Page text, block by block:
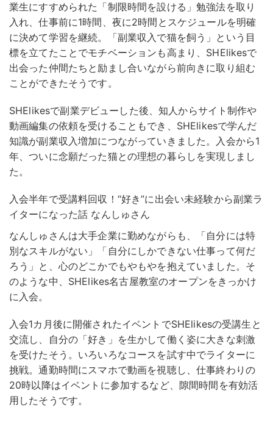
業生にすすめられた「制限時間を設ける」勉強法を取り
入れ、仕事前に1時間、夜に2時間とスケジュールを明確
に決めて学習を継続。「副業収入で猫を飼う」という目
標を立てたことでモチベーションも高まり、SHElikesで
出会った仲間たちと励まし合いながら前向きに取り組む
ことができたそうです。
SHElikesで副業デビューした後、知人からサイト制作や
動画編集の依頼を受けることもでき、SHElikesで学んだ
知識が副業収入増加につながっていきました。入会から1
年、ついに念願だった猫との理想の暮らしを実現しまし
た。
入会半年で受講料回収！“好き”に出会い未経験から副業ラ
イターになった話 なんしゅさん
なんしゅさんは大手企業に勤めながらも、「自分には特
別なスキルがない」「自分にしかできない仕事って何だ
ろう」と、心のどこかでもやもやを抱えていました。そ
のような中、SHElikes名古屋教室のオープンをきっかけ
に入会。
入会1カ月後に開催されたイベントでSHElikesの受講生と
交流し、自分の「好き」を生かして働く姿に大きな刺激
を受けたそう。 いろいろなコースを試す中でライターに
挑戦。通勤時間にスマホで動画を視聴し、仕事終わりの
20時以降はイベントに参加するなど、隙間時間を有効活
用したそうです。